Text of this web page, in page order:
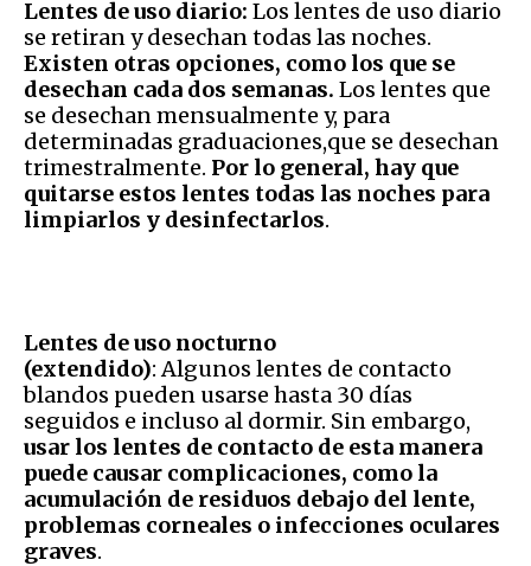
Lentes de uso diario: Los lentes de uso diario
se retiran y desechan todas las noches.
Existen otras opciones, como los que se
desechan cada dos semanas. Los lentes que
se desechan mensualmente y, para
determinadas graduaciones,que se desechan
trimestralmente. Por lo general, hay que
quitarse estos lentes todas las noches para
limpiarlos y desinfectarlos.
Lentes de uso nocturno
(extendido): Algunos lentes de contacto
blandos pueden usarse hasta 30 días
seguidos e incluso al dormir. Sin embargo,
usar los lentes de contacto de esta manera
puede causar complicaciones, como la
acumulación de residuos debajo del lente,
problemas corneales o infecciones oculares
graves.